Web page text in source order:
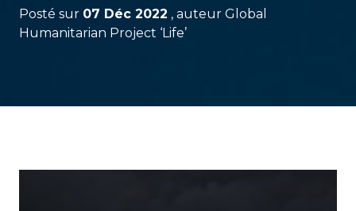
Posté sur 07 Déc 2022 , auteur Global
Humanitarian Project ‘Life’